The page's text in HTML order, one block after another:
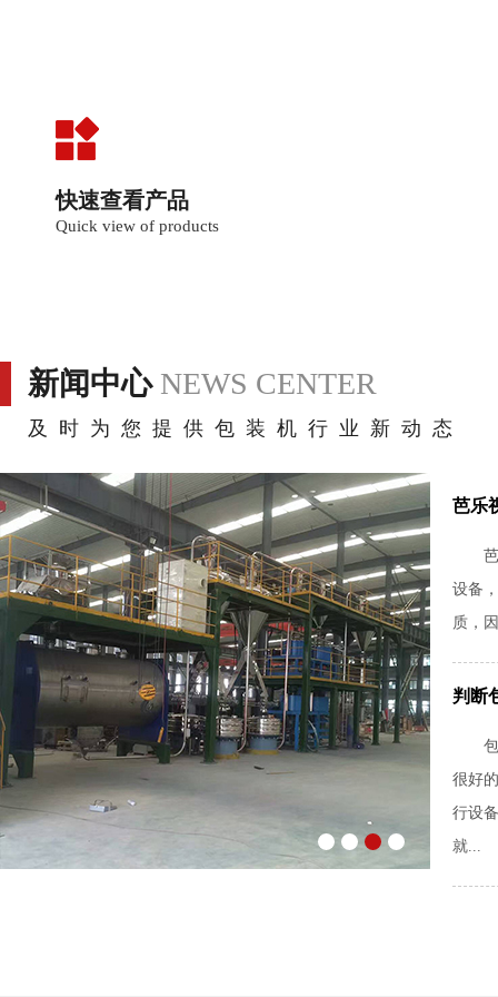
快速查看产品
Quick view of products
新闻中心 NEWS CENTER
及时为您提供包装机行业新动态
芭乐
芭乐
设备
质
判断
包装
很好
行设备
就...